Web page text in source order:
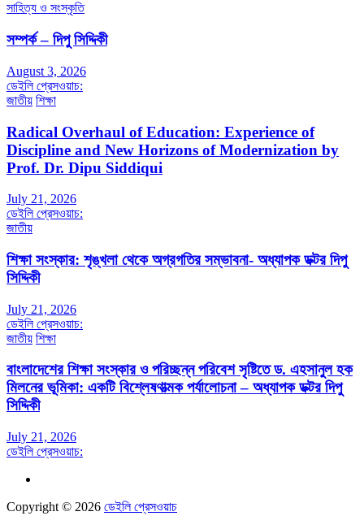
সাহিত্য ও সংস্কৃতি
সম্পর্ক – দিপু সিদ্দিকী
August 3, 2026
ডেইলি প্রেসওয়াচ:
জাতীয় শিক্ষা
Radical Overhaul of Education: Experience of
Discipline and New Horizons of Modernization by
Prof. Dr. Dipu Siddiqui
July 21, 2026
ডেইলি প্রেসওয়াচ:
জাতীয়
শিক্ষা সংস্কার: শৃঙ্খলা থেকে অগ্রগতির সম্ভাবনা- অধ্যাপক ডক্টর দিপু
সিদ্দিকী
July 21, 2026
ডেইলি প্রেসওয়াচ:
জাতীয় শিক্ষা
বাংলাদেশের শিক্ষা সংস্কার ও পরিচ্ছন্ন পরিবেশ সৃষ্টিতে ড. এহসানুল হক
মিলনের ভূমিকা: একটি বিশ্লেষণাত্মক পর্যালোচনা – অধ্যাপক ডক্টর দিপু
সিদ্দিকী
July 21, 2026
ডেইলি প্রেসওয়াচ:
Copyright © 2026 ডেইলি প্রেসওয়াচ